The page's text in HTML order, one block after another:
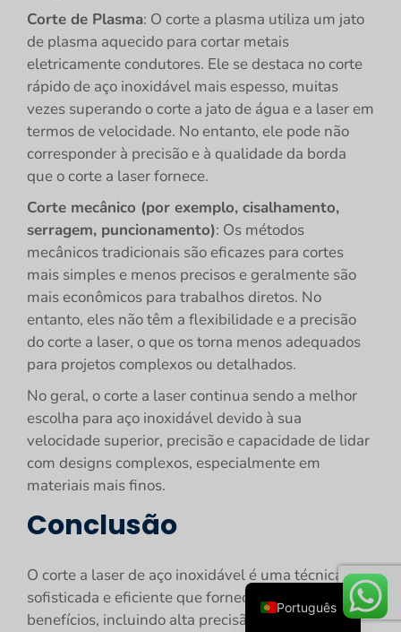
Corte de Plasma: O corte a plasma utiliza um jato
de plasma aquecido para cortar metais
eletricamente condutores. Ele se destaca no corte
rápido de aço inoxidável mais espesso, muitas
vezes superando o corte a jato de água e a laser em
termos de velocidade. No entanto, ele pode não
corresponder à precisão e à qualidade da borda
que o corte a laser fornece.
Corte mecânico (por exemplo, cisalhamento,
serragem, puncionamento): Os métodos
mecânicos tradicionais são eficazes para cortes
mais simples e menos precisos e geralmente são
mais econômicos para trabalhos diretos. No
entanto, eles não têm a flexibilidade e a precisão
do corte a laser, o que os torna menos adequados
para projetos complexos ou detalhados.
No geral, o corte a laser continua sendo a melhor
escolha para aço inoxidável devido à sua
velocidade superior, precisão e capacidade de lidar
com designs complexos, especialmente em
materiais mais finos.
Conclusão
O corte a laser de aço inoxidável é uma técnica
sofisticada e eficiente que fornece inúmeros
benefícios, incluindo alta precisão, velocidade e
Português
العربية
Русский